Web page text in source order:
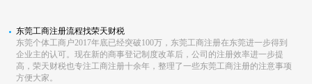
东莞工商注册流程找荣天财税
东莞个体工商户2017年底已经突破100万，东莞工商注册在东莞进一步得到
企业主的认可。现在新的商事登记制度改革后，公司的注册效率进一步提
高，荣天财税也专注工商注册十余年，整理了一些东莞工商注册的注意事项
方便大家。